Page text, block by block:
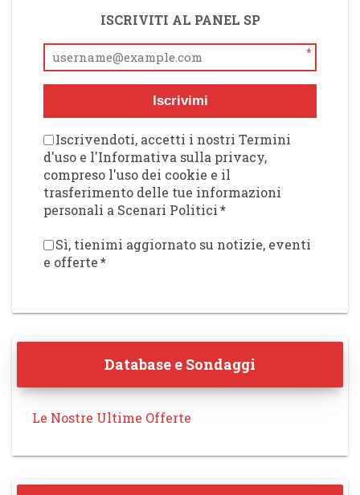
ISCRIVITI AL PANEL SP
*
Iscrivimi
Iscrivendoti, accetti i nostri Termini
d'uso e l'Informativa sulla privacy,
compreso l'uso dei cookie e il
trasferimento delle tue informazioni
personali a Scenari Politici*
Sì, tienimi aggiornato su notizie, eventi
e offerte*
Database e Sondaggi
Le Nostre Ultime Offerte